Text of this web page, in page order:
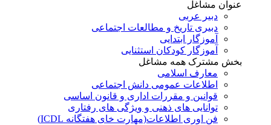
عنوان مشاغل
دبير عربی
دبیری تاریخ و مطالعات اجتماعی
آموزگار ابتدایی
آموزگار کودکان استثنایی
بخش مشترک همه مشاغل
معارف اسلامی
اطلاعات عمومی دانش اجتماعی
قوانین و مقررات اداری و قانون اساسی
توانایی های ذهنی و ویژگی های رفتاری
فن اوری اطلاعات(مهارت خای هفتگانه ICDL)